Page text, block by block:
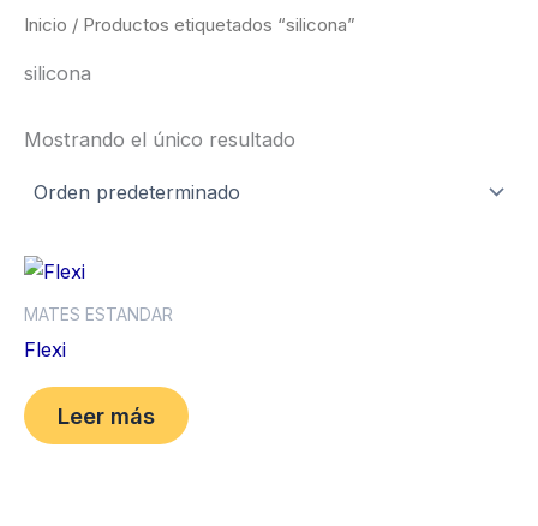
Inicio / Productos etiquetados “silicona”
silicona
Mostrando el único resultado
MATES ESTANDAR
Flexi
Leer más